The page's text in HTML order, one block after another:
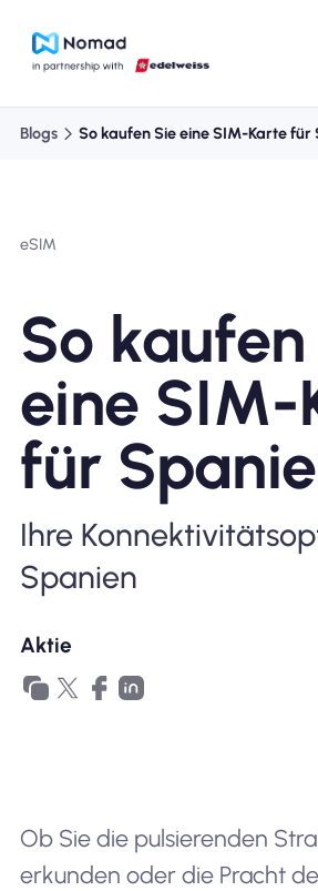
Blogs So kaufen Sie eine SIM-Karte für
eSIM
So
eine SIM-
für
Ihre
Spanien
Aktie
Ob Sie die pulsierenden
erkunden oder die Pracht